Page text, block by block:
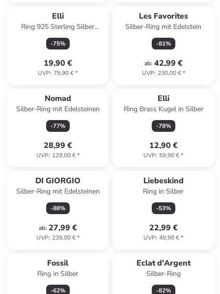
Elli
Ring 925 Sterling Silber
Siegelring in Gold
-75%
19,90 €
UVP: 79,90 €*
Les Favorites
Silber-Ring mit Edelstein
-81%
ab: 42,99 €
UVP: 230,00 €*
Nomad
Silber-Ring mit Edelsteinen
-77%
28,99 €
UVP: 129,00 €*
Elli
Ring Brass Kugel in Silber
-78%
12,90 €
UVP: 59,90 €*
DI GIORGIO
Silber-Ring mit Edelsteinen
-88%
ab: 27,99 €
UVP: 239,00 €*
Liebeskind
Ring in Silber
-53%
22,99 €
UVP: 49,90 €*
Fossil
Ring in Silber
-62%
Eclat d'Argent
Silber-Ring
-82%